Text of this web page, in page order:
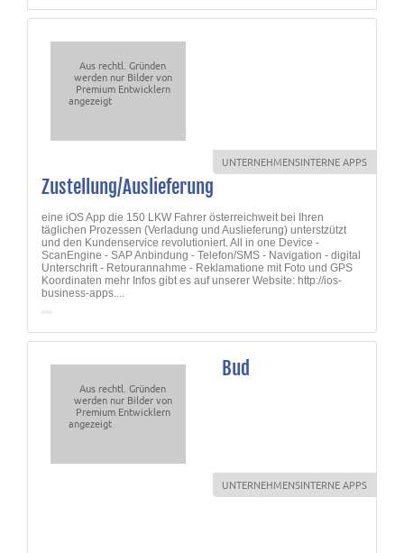
Aus rechtl. Gründen
werden nur Bilder von
Premium Entwicklern
angezeigt
UNTERNEHMENSINTERNE APPS
Zustellung/Auslieferung
eine iOS App die 150 LKW Fahrer österreichweit bei Ihren
täglichen Prozessen (Verladung und Auslieferung) unterstzützt
und den Kundenservice revolutioniert. All in one Device -
ScanEngine - SAP Anbindung - Telefon/SMS - Navigation - digital
Unterschrift - Retourannahme - Reklamatione mit Foto und GPS
Koordinaten mehr Infos gibt es auf unserer Website: http://ios-
business-apps....
Aus rechtl. Gründen
werden nur Bilder von
Premium Entwicklern
angezeigt
UNTERNEHMENSINTERNE APPS
Bud
InBev
marketing
department.